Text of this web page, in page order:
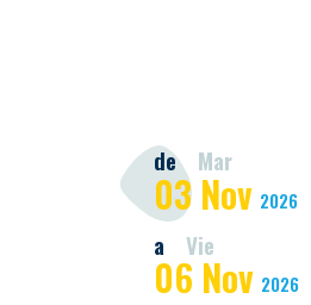
de Mar
03 Nov 2026
a Vie
06 Nov 2026